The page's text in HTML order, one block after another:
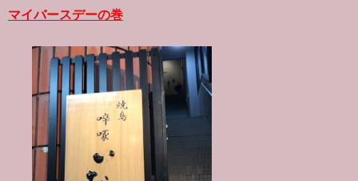
マイバースデーの巻